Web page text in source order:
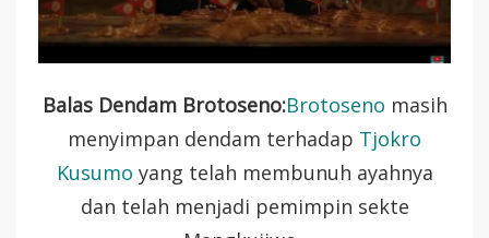
Balas Dendam Brotoseno:Brotoseno masih
menyimpan dendam terhadap Tjokro
Kusumo yang telah membunuh ayahnya
dan telah menjadi pemimpin sekte